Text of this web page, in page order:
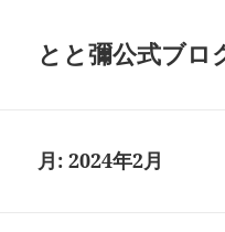
とと彌公式ブロ
月:2024年2月